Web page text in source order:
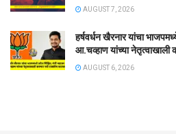
AUGUST 7, 2026
हर्षवर्धन खैरनार यांचा
आ.चव्हाण यांच्या नेतृत्वाखाली
AUGUST 6, 2026